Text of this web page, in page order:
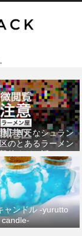
】きたなシュラン
のとあるラーメン
的すぎた話。
ャンドル -yurutto
candle-